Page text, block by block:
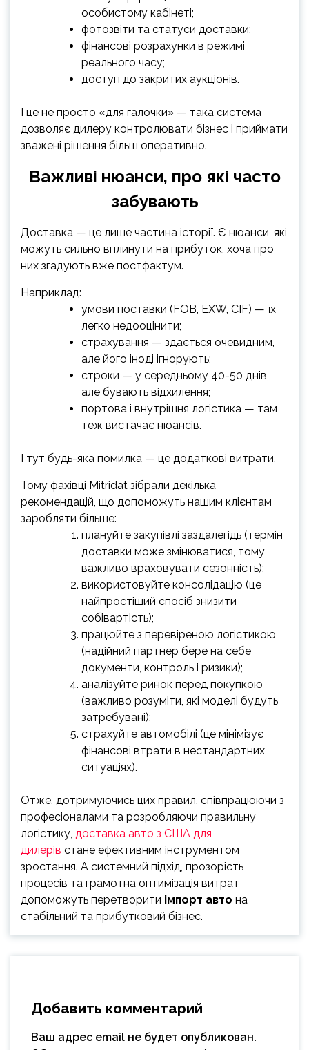
особистому кабінеті;
фотозвіти та статуси доставки;
фінансові розрахунки в режимі
реального часу;
доступ до закритих аукціонів.
І це не просто «для галочки» — така система
дозволяє дилеру контролювати бізнес і приймати
зважені рішення більш оперативно.
Важливі нюанси, про які часто
забувають
Доставка — це лише частина історії. Є нюанси, які
можуть сильно вплинути на прибуток, хоча про
них згадують вже постфактум.
Наприклад:
умови поставки (FOB, EXW, CIF) — їх
легко недооцінити;
страхування — здається очевидним,
але його іноді ігнорують;
строки — у середньому 40-50 днів,
але бувають відхилення;
портова і внутрішня логістика — там
теж вистачає нюансів.
І тут будь-яка помилка — це додаткові витрати.
Тому фахівці Mitridat зібрали декілька
рекомендацій, що допоможуть нашим клієнтам
заробляти більше:
плануйте закупівлі заздалегідь (термін
доставки може змінюватися, тому
важливо враховувати сезонність);
використовуйте консолідацію (це
найпростіший спосіб знизити
собівартість);
працюйте з перевіреною логістикою
(надійний партнер бере на себе
документи, контроль і ризики);
аналізуйте ринок перед покупкою
(важливо розуміти, які моделі будуть
затребувані);
страхуйте автомобілі (це мінімізує
фінансові втрати в нестандартних
ситуаціях).
Отже, дотримуючись цих правил, співпрацюючи з
професіоналами та розробляючи правильну
логістику, доставка авто з США для
дилерів стане ефективним інструментом
зростання. А системний підхід, прозорість
процесів та грамотна оптимізація витрат
допоможуть перетворити імпорт авто на
стабільний та прибутковий бізнес.
Добавить комментарий
Ваш адрес email не будет опубликован.